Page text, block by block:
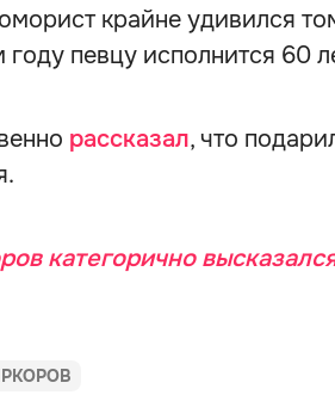
крайне удивился
певцу исполнится 60
рассказал, что
категорично